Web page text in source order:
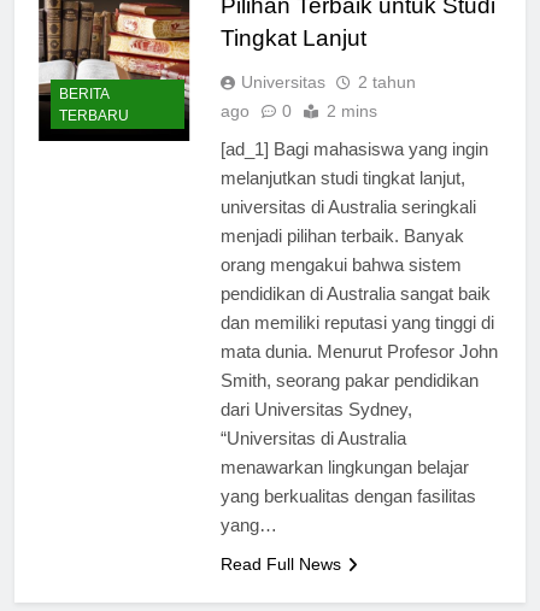
BERITA
TERBARU
Tingkat Lanjut
Universitas
2 tahun
ago
0 2 mins
[ad_1] Bagi mahasiswa yang ingin
melanjutkan studi tingkat lanjut,
universitas di Australia seringkali
menjadi pilihan terbaik. Banyak
orang mengakui bahwa sistem
pendidikan di Australia sangat baik
dan memiliki reputasi yang tinggi di
mata dunia. Menurut Profesor John
Smith, seorang pakar pendidikan
dari Universitas Sydney,
“Universitas di Australia
menawarkan lingkungan belajar
yang berkualitas dengan fasilitas
yang…
Read Full News